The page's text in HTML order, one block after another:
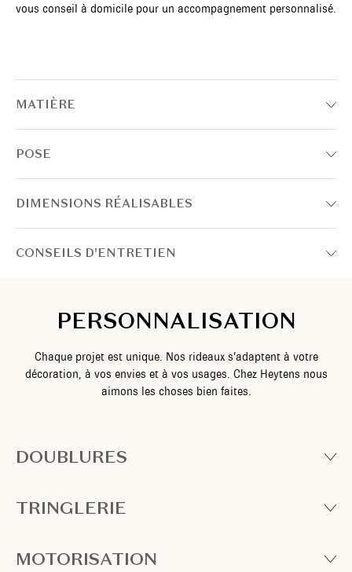
vous conseil à domicile pour un accompagnement personnalisé.
MATIÈRE
POSE
DIMENSIONS RÉALISABLES
CONSEILS D'ENTRETIEN
PERSONNALISATION
Chaque projet est unique. Nos rideaux s’adaptent à votre
décoration, à vos envies et à vos usages. Chez Heytens nous
aimons les choses bien faites.
DOUBLURES
TRINGLERIE
MOTORISATION